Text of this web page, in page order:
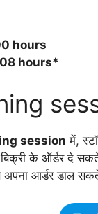
hours
hours*
session में,
के ऑर्डर दे
आर्डर डाल